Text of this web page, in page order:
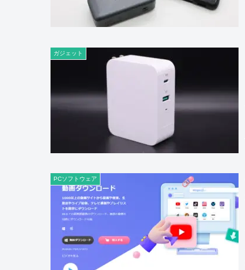
ガジェット
PCソフトウェア